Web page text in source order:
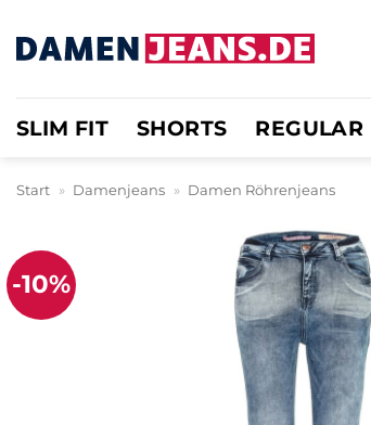
Inhalt
SLIM FIT SHORTS REGULAR
Start » Damenjeans » Damen Röhrenjeans
-10%